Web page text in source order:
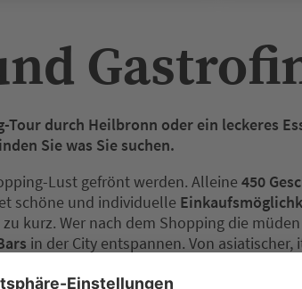
Tour durch Heilbronn oder ein leckeres
Sie was Sie suchen.
Lust gefrönt werden. Alleine 450
schöne und individuelle
kurz. Wer nach dem Shopping die
in der City entspannen. Von